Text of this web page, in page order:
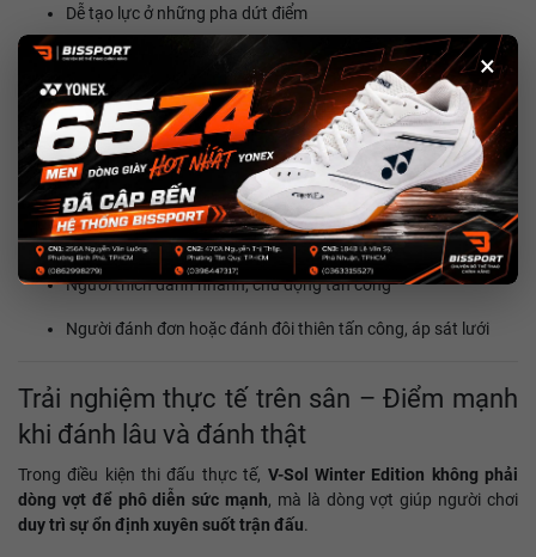
×
Dễ tạo lực ở những pha dứt điểm
Phản hồi nhanh khi volley và phản công
Flash rất phù hợp với lối đánh chủ động, nhịp cao, nơi người chơi
cần bắt bóng sớm và ra quyết định nhanh. Khi vào bóng đúng kỹ
thuật, Flash cho cảm giác rất “gọn”, dứt khoát và hiệu quả.
Flash sẽ hợp với:
Người chơi có nền kỹ thuật ổn
Người thích đánh nhanh, chủ động tấn công
Người đánh đơn hoặc đánh đôi thiên tấn công, áp sát lưới
Trải nghiệm thực tế trên sân – Điểm mạnh
khi đánh lâu và đánh thật
Trong điều kiện thi đấu thực tế, V-Sol Winter Edition không phải
dòng vợt để phô diễn sức mạnh, mà là dòng vợt giúp người chơi
duy trì sự ổn định xuyên suốt trận đấu.